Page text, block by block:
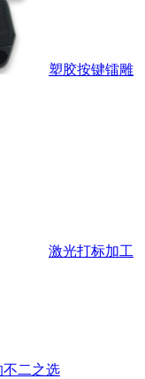
塑胶按键镭雕
激光打标加工
不二之选